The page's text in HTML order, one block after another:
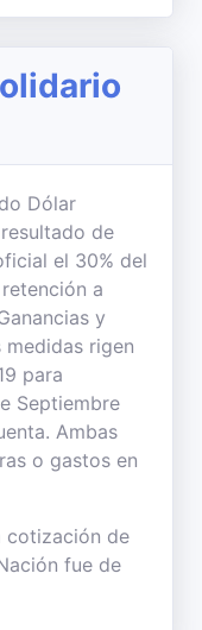
Dólar
de
el 30% del
a
y
medidas rigen
para
Septiembre
Ambas
o gastos en
cotización de
fue de